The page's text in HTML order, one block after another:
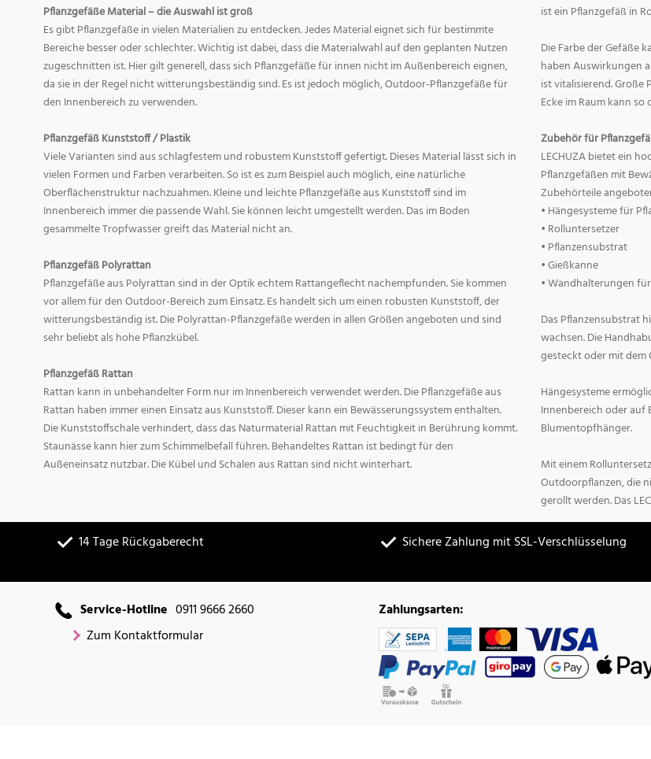
Pflanzgefäße Material – die Auswahl ist groß
Es gibt Pflanzgefäße in vielen Materialien zu entdecken. Jedes Material eignet sich für bestimmte
Bereiche besser oder schlechter. Wichtig ist dabei, dass die Materialwahl auf den geplanten Nutzen
zugeschnitten ist. Hier gilt generell, dass sich Pflanzgefäße für innen nicht im Außenbereich eignen,
da sie in der Regel nicht witterungsbeständig sind. Es ist jedoch möglich, Outdoor-Pflanzgefäße für
den Innenbereich zu verwenden.
Pflanzgefäß Kunststoff / Plastik
Viele Varianten sind aus schlagfestem und robustem Kunststoff gefertigt. Dieses Material lässt sich in
vielen Formen und Farben verarbeiten. So ist es zum Beispiel auch möglich, eine natürliche
Oberflächenstruktur nachzuahmen. Kleine und leichte Pflanzgefäße aus Kunststoff sind im
Innenbereich immer die passende Wahl. Sie können leicht umgestellt werden. Das im Boden
gesammelte Tropfwasser greift das Material nicht an.
Pflanzgefäß Polyrattan
Pflanzgefäße aus Polyrattan sind in der Optik echtem Rattangeflecht nachempfunden. Sie kommen
vor allem für den Outdoor-Bereich zum Einsatz. Es handelt sich um einen robusten Kunststoff, der
witterungsbeständig ist. Die Polyrattan-Pflanzgefäße werden in allen Größen angeboten und sind
sehr beliebt als hohe Pflanzkübel.
Pflanzgefäß Rattan
Rattan kann in unbehandelter Form nur im Innenbereich verwendet werden. Die Pflanzgefäße aus
Rattan haben immer einen Einsatz aus Kunststoff. Dieser kann ein Bewässerungssystem enthalten.
Die Kunststoffschale verhindert, dass das Naturmaterial Rattan mit Feuchtigkeit in Berührung kommt.
Staunässe kann hier zum Schimmelbefall führen. Behandeltes Rattan ist bedingt für den
Außeneinsatz nutzbar. Die Kübel und Schalen aus Rattan sind nicht winterhart.
ist ein Pflanzgefäß in
Die Farbe der Gefäße
haben Auswirkungen
ist vitalisierend. Große
Ecke im Raum kann
Zubehör für
LECHUZA bietet ein
Pflanzgefäßen mit
Zubehörteile
• Hängesysteme für
• Rolluntersetzer
• Pflanzensubstrat
• Gießkanne
• Wandhalterungen
Das Pflanzensubstrat
wachsen. Die
gesteckt oder mit dem
Hängesysteme
Innenbereich oder auf
Blumentopfhänger.
Mit einem
Outdoorpflanzen, die
gerollt werden. Das
14 Tage Rückgaberecht Sichere Zahlung mit SSL-Verschlüsselung
Service-Hotline 0911 9666 2660
Zum Kontaktformular
Zahlungsarten: